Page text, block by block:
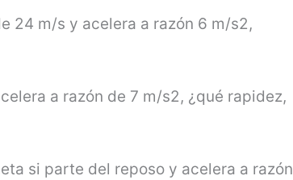
24 m/s y acelera a razón 6 m/s2,
a razón de 7 m/s2, ¿qué rapidez,
si parte del reposo y acelera a razón